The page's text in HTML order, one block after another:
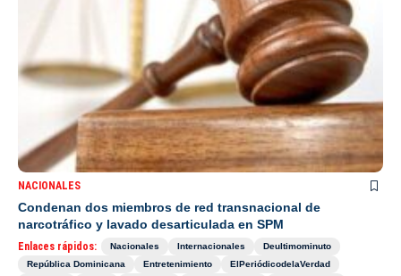
NACIONALES
Condenan dos miembros de red transnacional de
narcotráfico y lavado desarticulada en SPM
Enlaces rápidos: Nacionales Internacionales
Deultimominuto
República Dominicana
Entretenimiento
ElPeriódicodelaVerdad